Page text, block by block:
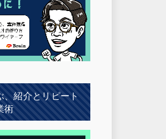
、紹介とリピート
術